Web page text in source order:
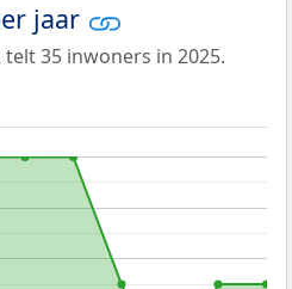
jaar
35 inwoners in 2025.